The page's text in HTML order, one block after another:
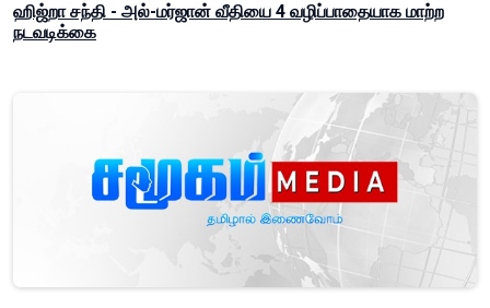
ஹிஜ்றா சந்தி - அல்-மர்ஜான் வீதியை 4 வழிப்பாதையாக மாற்ற
நடவடிக்கை